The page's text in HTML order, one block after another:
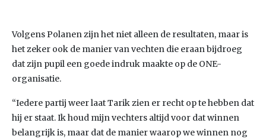
Volgens Polanen zijn het niet alleen de resultaten, maar is
het zeker ook de manier van vechten die eraan bijdroeg
dat zijn pupil een goede indruk maakte op de ONE-
organisatie.
“Iedere partij weer laat Tarik zien er recht op te hebben dat
hij er staat. Ik houd mijn vechters altijd voor dat winnen
belangrijk is, maar dat de manier waarop we winnen nog